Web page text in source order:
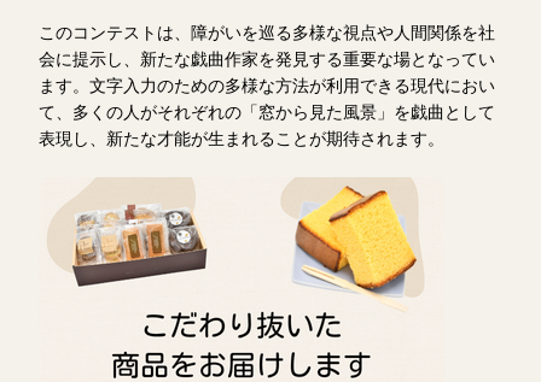
このコンテストは、障がいを巡る多様な視点や人間関係を社
会に提示し、新たな戯曲作家を発見する重要な場となってい
ます。文字入力のための多様な方法が利用できる現代におい
て、多くの人がそれぞれの「窓から見た風景」を戯曲として
表現し、新たな才能が生まれることが期待されます。